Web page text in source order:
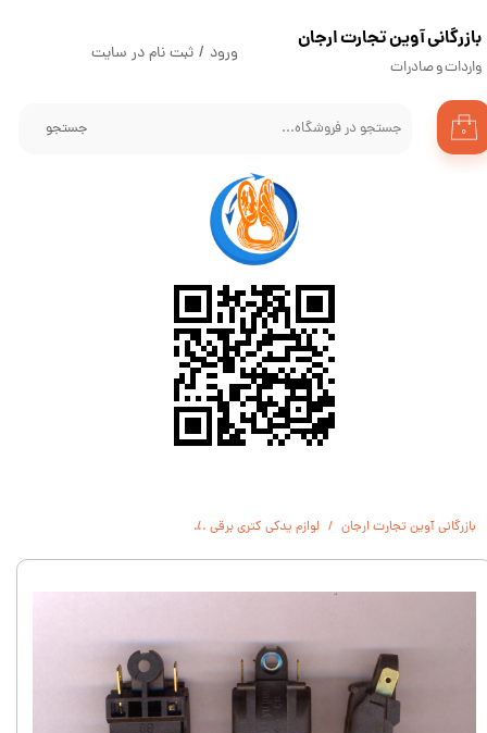
جستجو ۰
ورود / ثبت نام در سایت
حساب کاربری من
تغییر گذر واژه
سفارشات
​بازرگانی آوین تجارت ارجان
واردات و صادرات
بازرگانی آوین تجارت ارجان لوازم یدکی کتری برقی